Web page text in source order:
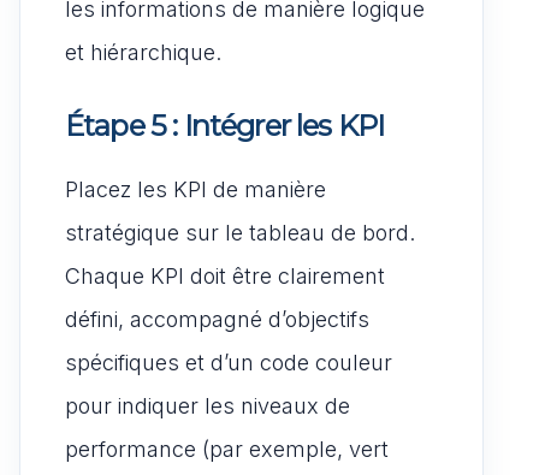
les informations de manière logique
et hiérarchique.
Étape 5 : Intégrer les KPI
Placez les KPI de manière
stratégique sur le tableau de bord.
Chaque KPI doit être clairement
défini, accompagné d’objectifs
spécifiques et d’un code couleur
pour indiquer les niveaux de
performance (par exemple, vert